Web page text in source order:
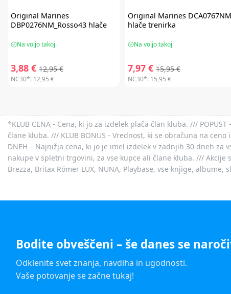
Original Marines
DBP0276NM_Rosso43 hlače
Na voljo takoj
3,88 € 12,95 €
NC30*: 12,95 €
Original Marines DCA0767NM
hlače trenirka
Na voljo takoj
7,97 € 15,95 €
NC30*: 15,95 €
*KLUB CENA - Cena, ki jo za izdelek plača član kluba. ///
člane kluba. /// KLUB BONUS - Vrednost, ki se obračuna na
DNEH – Najnižja cena, ki jo je imel izdelek v zadnjih 30 dneh za
nakupe v spletni trgovini, za vse kupce ali člane kluba. /// Akcije
Brezza, Britax Römer LUX, NUNA, Playbase, vse knjige,
Bodite obveščeni – še danes se
Odklenite svet znanja, navdiha in ugodnosti.
Vaše potovanje se začne tukaj!